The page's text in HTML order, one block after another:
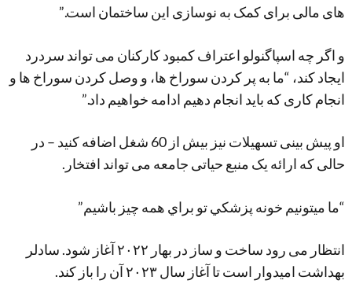
های مالی برای کمک به نوسازی این ساختمان است.”
و اگر چه اسپاگنولو اعتراف کمبود کارکنان می تواند سردرد
ایجاد کند، “ما به پر کردن سوراخ ها، و وصل کردن سوراخ ها و
انجام کاری که باید انجام دهیم ادامه خواهیم داد.”
او پیش بینی تسهیلات نیز بیش از 60 شغل اضافه کنید – در
حالی که ارائه یک منبع حیاتی جامعه می تواند افتخار.
“ما ميتونيم خونه پزشکي تو براي همه چيز باشيم”
انتظار می رود ساخت و ساز در بهار ۲۰۲۲ آغاز شود. سادلر
بهداشت امیدوار است تا آغاز سال ۲۰۲۳ آن را باز کند.